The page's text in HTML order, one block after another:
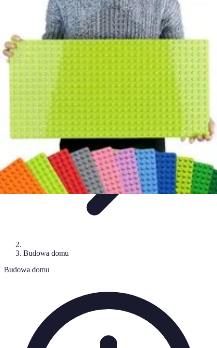
Projekty na Dom
Projektowanie wnętrzInspiracjeBudowa i materiałyPorady
dotyczące projektówTrendy
Projekty na Dom
Budowa domu
Budowa domu